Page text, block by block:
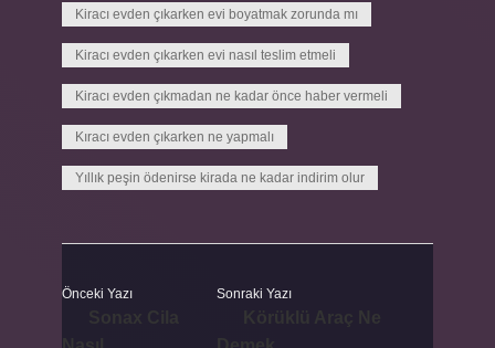
Kiracı evden çıkarken evi boyatmak zorunda mı
Kiracı evden çıkarken evi nasıl teslim etmeli
Kiracı evden çıkmadan ne kadar önce haber vermeli
Kıracı evden çıkarken ne yapmalı
Yıllık peşin ödenirse kirada ne kadar indirim olur
Önceki Yazı Sonraki Yazı